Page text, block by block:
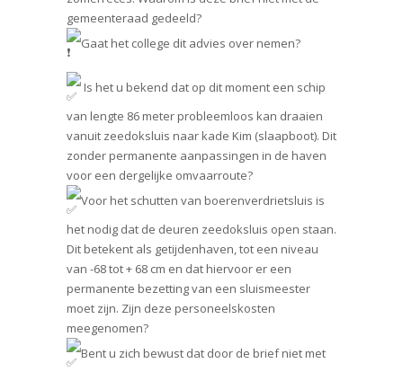
gemeenteraad gedeeld?
Gaat het college dit advies over nemen?
Is het u bekend dat op dit moment een schip
van lengte 86 meter probleemloos kan draaien
vanuit zeedoksluis naar kade Kim (slaapboot). Dit
zonder permanente aanpassingen in de haven
voor een dergelijke omvaarroute?
Voor het schutten van boerenverdrietsluis is
het nodig dat de deuren zeedoksluis open staan.
Dit betekent als getijdenhaven, tot een niveau
van -68 tot + 68 cm en dat hiervoor er een
permanente bezetting van een sluismeester
moet zijn. Zijn deze personeelskosten
meegenomen?
Bent u zich bewust dat door de brief niet met